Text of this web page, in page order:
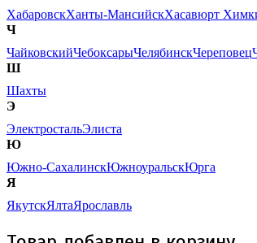
ХабаровскХанты-МансийскХасавюрт
Ч
ЧайковскийЧебоксарыЧелябинскЧереповец
Ш
Шахты
Э
ЭлектростальЭлиста
Ю
Южно-СахалинскЮжноуральскЮрга
Я
ЯкутскЯлтаЯрославль